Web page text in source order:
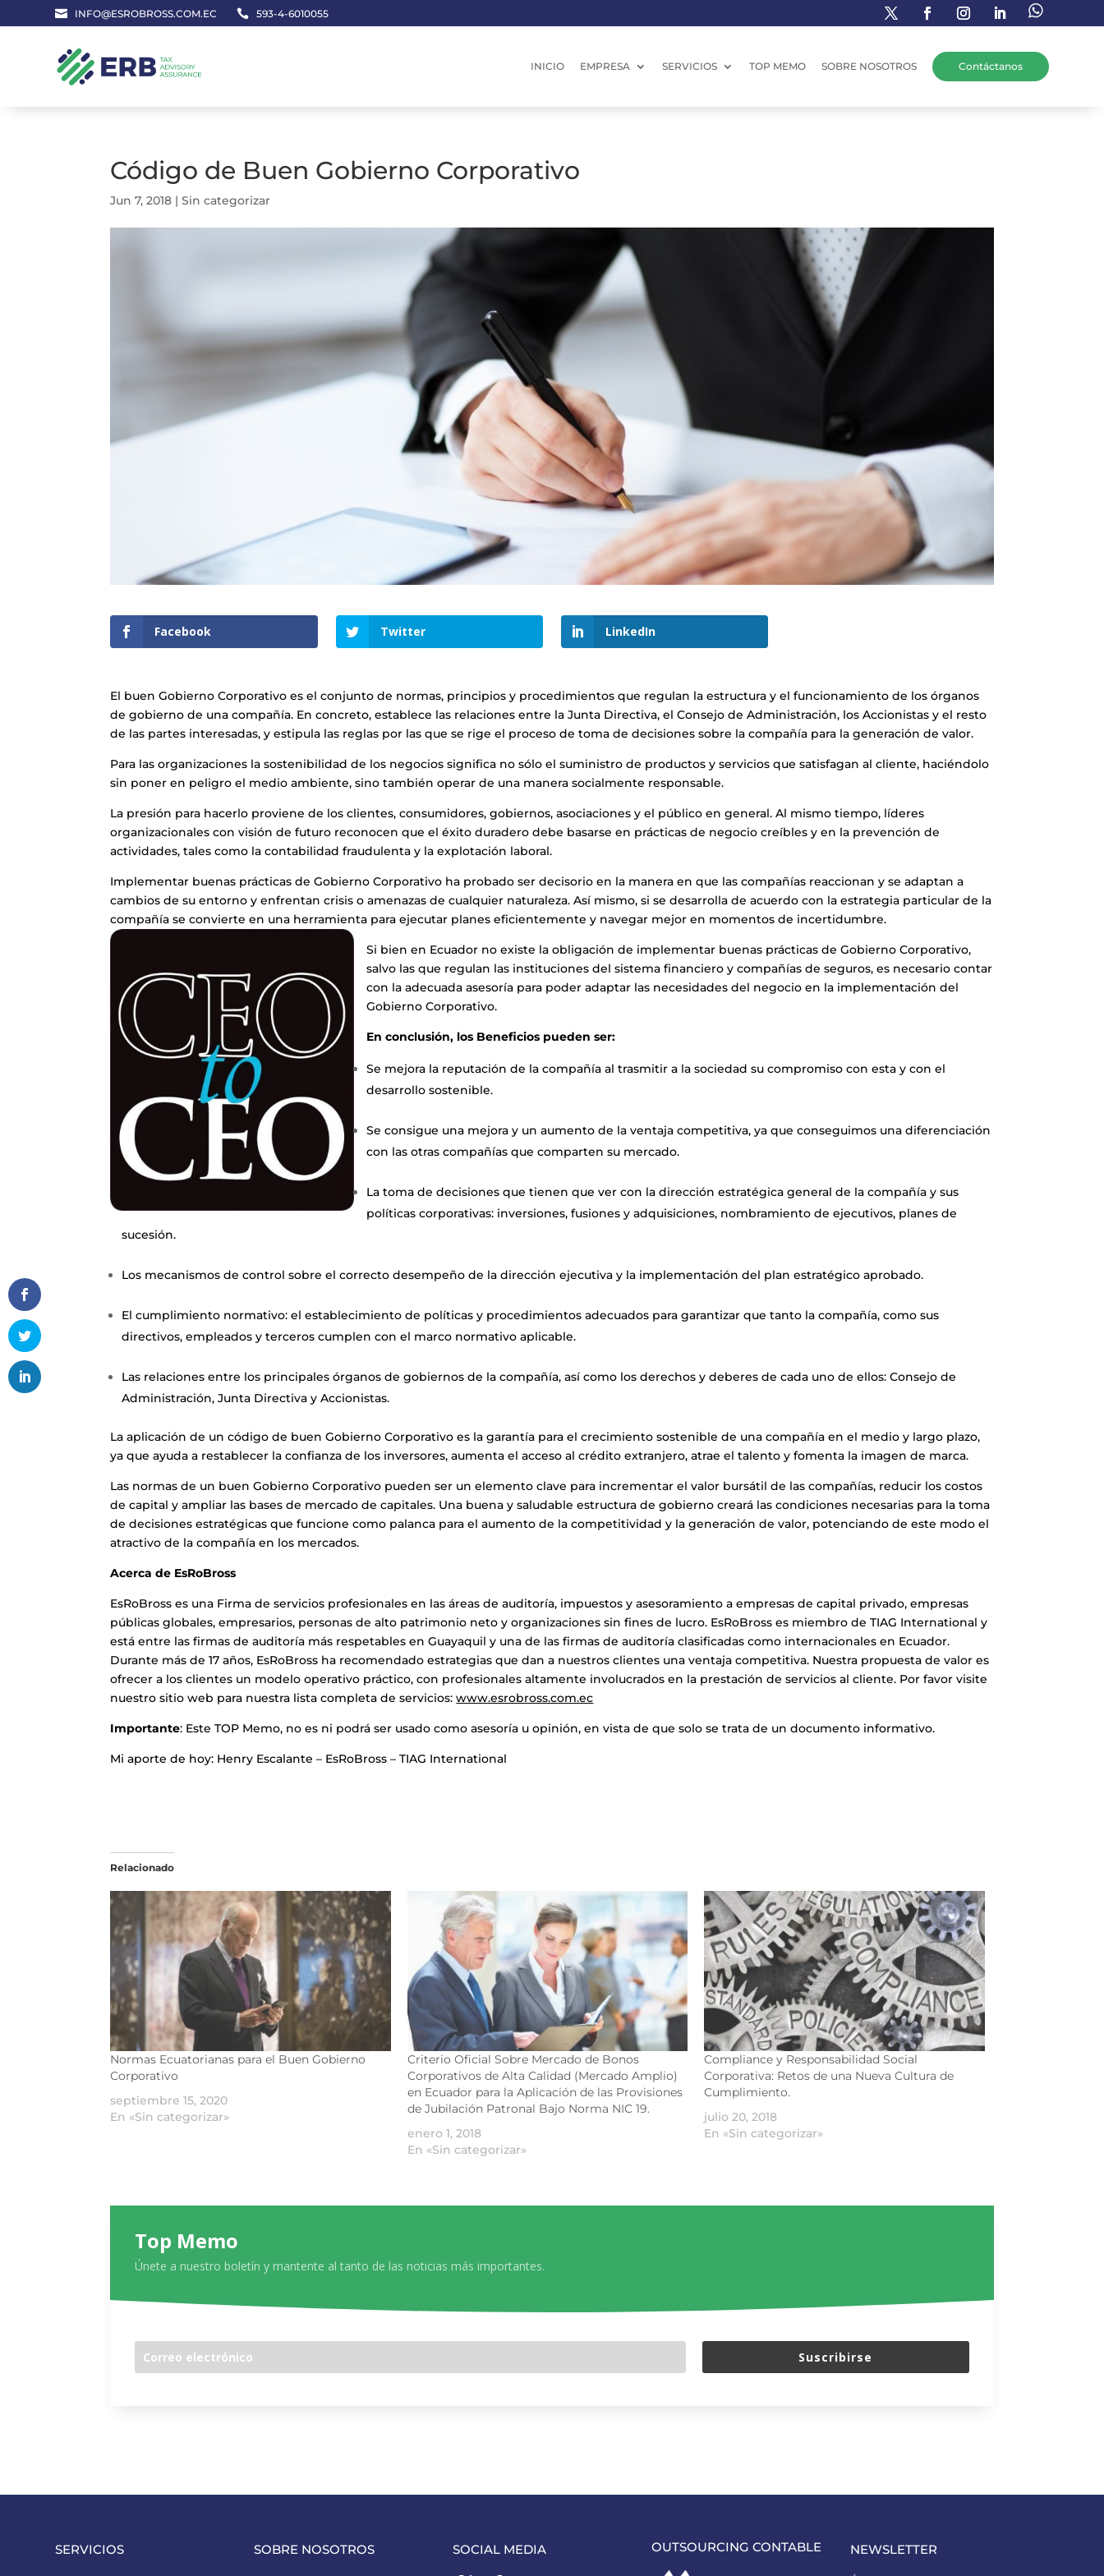
 INFO@ESROBROSS.COM.EC  593-4-6010055
INICIO EMPRESA SERVICIOS TOP MEMO SOBRE NOSOTROS Contáctanos
Código de Buen Gobierno Corporativo
Jun 7, 2018 |Sin categorizar
Facebook Twitter LinkedIn
El buen Gobierno Corporativo es el conjunto de normas, principios y procedimientos que regulan la estructura y el funcionamiento de los órganos
de gobierno de una compañía. En concreto, establece las relaciones entre la Junta Directiva, el Consejo de Administración, los Accionistas y el resto
de las partes interesadas, y estipula las reglas por las que se rige el proceso de toma de decisiones sobre la compañía para la generación de valor.
Para las organizaciones la sostenibilidad de los negocios significa no sólo el suministro de productos y servicios que satisfagan al cliente, haciéndolo
sin poner en peligro el medio ambiente, sino también operar de una manera socialmente responsable.
La presión para hacerlo proviene de los clientes, consumidores, gobiernos, asociaciones y el público en general. Al mismo tiempo, líderes
organizacionales con visión de futuro reconocen que el éxito duradero debe basarse en prácticas de negocio creíbles y en la prevención de
actividades, tales como la contabilidad fraudulenta y la explotación laboral.
Implementar buenas prácticas de Gobierno Corporativo ha probado ser decisorio en la manera en que las compañías reaccionan y se adaptan a
cambios de su entorno y enfrentan crisis o amenazas de cualquier naturaleza. Así mismo, si se desarrolla de acuerdo con la estrategia particular de la
compañía se convierte en una herramienta para ejecutar planes eficientemente y navegar mejor en momentos de incertidumbre.
Si bien en Ecuador no existe la obligación de implementar buenas prácticas de Gobierno Corporativo,
salvo las que regulan las instituciones del sistema financiero y compañías de seguros, es necesario contar
con la adecuada asesoría para poder adaptar las necesidades del negocio en la implementación del
Gobierno Corporativo.
En conclusión, los Beneficios pueden ser:
Se mejora la reputación de la compañía al trasmitir a la sociedad su compromiso con esta y con el
desarrollo sostenible.
Se consigue una mejora y un aumento de la ventaja competitiva, ya que conseguimos una diferenciación
con las otras compañías que comparten su mercado.
La toma de decisiones que tienen que ver con la dirección estratégica general de la compañía y sus
políticas corporativas: inversiones, fusiones y adquisiciones, nombramiento de ejecutivos, planes de
sucesión.
Los mecanismos de control sobre el correcto desempeño de la dirección ejecutiva y la implementación del plan estratégico aprobado.
El cumplimiento normativo: el establecimiento de políticas y procedimientos adecuados para garantizar que tanto la compañía, como sus
directivos, empleados y terceros cumplen con el marco normativo aplicable.
Las relaciones entre los principales órganos de gobiernos de la compañía, así como los derechos y deberes de cada uno de ellos: Consejo de
Administración, Junta Directiva y Accionistas.
La aplicación de un código de buen Gobierno Corporativo es la garantía para el crecimiento sostenible de una compañía en el medio y largo plazo,
ya que ayuda a restablecer la confianza de los inversores, aumenta el acceso al crédito extranjero, atrae el talento y fomenta la imagen de marca.
Las normas de un buen Gobierno Corporativo pueden ser un elemento clave para incrementar el valor bursátil de las compañías, reducir los costos
de capital y ampliar las bases de mercado de capitales. Una buena y saludable estructura de gobierno creará las condiciones necesarias para la toma
de decisiones estratégicas que funcione como palanca para el aumento de la competitividad y la generación de valor, potenciando de este modo el
atractivo de la compañía en los mercados.
Acerca de EsRoBross
EsRoBross es una Firma de servicios profesionales en las áreas de auditoría, impuestos y asesoramiento a empresas de capital privado, empresas
públicas globales, empresarios, personas de alto patrimonio neto y organizaciones sin fines de lucro. EsRoBross es miembro de TIAG International y
está entre las firmas de auditoría más respetables en Guayaquil y una de las firmas de auditoría clasificadas como internacionales en Ecuador.
Durante más de 17 años, EsRoBross ha recomendado estrategias que dan a nuestros clientes una ventaja competitiva. Nuestra propuesta de valor es
ofrecer a los clientes un modelo operativo práctico, con profesionales altamente involucrados en la prestación de servicios al cliente. Por favor visite
nuestro sitio web para nuestra lista completa de servicios:www.esrobross.com.ec
Importante: Este TOP Memo, no es ni podrá ser usado como asesoría u opinión, en vista de que solo se trata de un documento informativo.
Mi aporte de hoy: Henry Escalante – EsRoBross – TIAG International
Relacionado
Normas Ecuatorianas para el Buen Gobierno
Corporativo
septiembre 15, 2020
En «Sin categorizar»
Criterio Oficial Sobre Mercado de Bonos
Corporativos de Alta Calidad (Mercado Amplio)
en Ecuador para la Aplicación de las Provisiones
de Jubilación Patronal Bajo Norma NIC 19.
enero 1, 2018
En «Sin categorizar»
Compliance y Responsabilidad Social
Corporativa: Retos de una Nueva Cultura de
Cumplimiento.
julio 20, 2018
En «Sin categorizar»
Top Memo
Únete a nuestro boletín y mantente al tanto de las noticias más importantes.
Suscribirse
SERVICIOS SOBRE NOSOTROS SOCIAL MEDIA OUTSOURCING CONTABLE NEWSLETTER